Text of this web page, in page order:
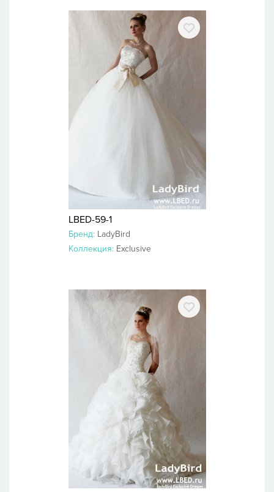
LBED-59-1
Бренд: LadyBird
Коллекция: Exclusive